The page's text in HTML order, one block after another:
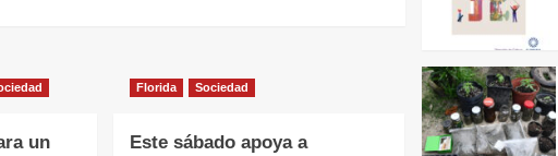
un
Florida Sociedad
Este sábado apoya a